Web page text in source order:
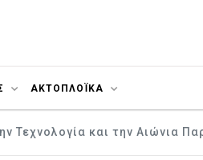
ΑΚΤΟΠΛΟΪΚΆ
Τεχνολογία και την Αιώνια